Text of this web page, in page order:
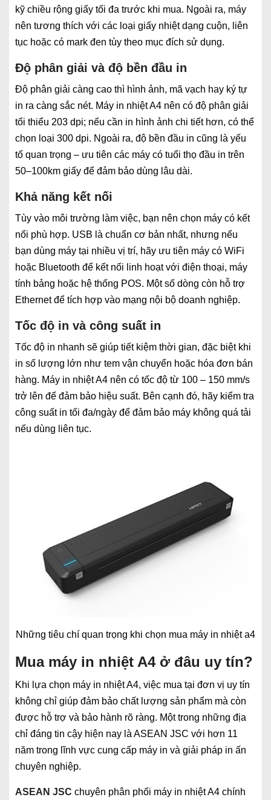
kỹ chiều rộng giấy tối đa trước khi mua. Ngoài ra, máy
nên tương thích với các loại giấy nhiệt dạng cuộn, liên
tục hoặc có mark đen tùy theo mục đích sử dụng.
Độ phân giải và độ bền đầu in
Độ phân giải càng cao thì hình ảnh, mã vạch hay ký tự
in ra càng sắc nét. Máy in nhiệt A4 nên có độ phân giải
tối thiểu 203 dpi; nếu cần in hình ảnh chi tiết hơn, có thể
chọn loại 300 dpi. Ngoài ra, độ bền đầu in cũng là yếu
tố quan trọng – ưu tiên các máy có tuổi thọ đầu in trên
50–100km giấy để đảm bảo dùng lâu dài.
Khả năng kết nối
Tùy vào môi trường làm việc, bạn nên chọn máy có kết
nối phù hợp. USB là chuẩn cơ bản nhất, nhưng nếu
bạn dùng máy tại nhiều vị trí, hãy ưu tiên máy có WiFi
hoặc Bluetooth để kết nối linh hoạt với điện thoại, máy
tính bảng hoặc hệ thống POS. Một số dòng còn hỗ trợ
Ethernet để tích hợp vào mạng nội bộ doanh nghiệp.
Tốc độ in và công suất in
Tốc độ in nhanh sẽ giúp tiết kiệm thời gian, đặc biệt khi
in số lượng lớn như tem vận chuyển hoặc hóa đơn bán
hàng. Máy in nhiệt A4 nên có tốc độ từ 100 – 150 mm/s
trở lên để đảm bảo hiệu suất. Bên cạnh đó, hãy kiểm tra
công suất in tối đa/ngày để đảm bảo máy không quá tải
nếu dùng liên tục.
Những tiêu chí quan trọng khi chọn mua máy in nhiệt a4
Mua máy in nhiệt A4 ở đâu uy tín?
Khi lựa chọn máy in nhiệt A4, việc mua tại đơn vị uy tín
không chỉ giúp đảm bảo chất lượng sản phẩm mà còn
được hỗ trợ và bảo hành rõ ràng. Một trong những địa
chỉ đáng tin cậy hiện nay là ASEAN JSC với hơn 11
năm trong lĩnh vực cung cấp máy in và giải pháp in ấn
chuyên nghiệp.
ASEAN JSC chuyên phân phối máy in nhiệt A4 chính